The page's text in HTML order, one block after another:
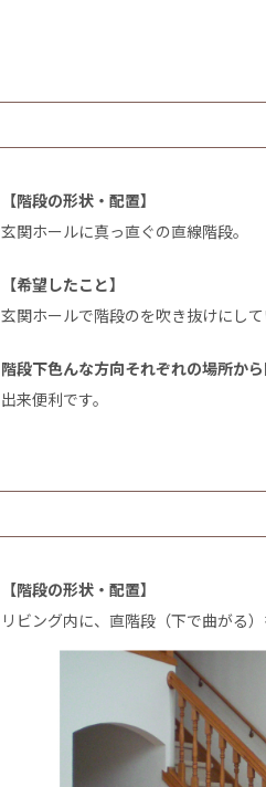
【階段の形状・配置】
玄関ホールに真っ直ぐの直線階段。
【希望したこと】
玄関ホールで階段のを吹き抜けにして
階段下色んな方向それぞれの場所か
出来便利です。
【階段の形状・配置】
リビング内に、直階段（下で曲がる）